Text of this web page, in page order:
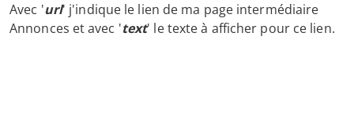
Avec 'url' j'indique le lien de ma page intermédiaire
Annonces et avec 'text' le texte à afficher pour ce lien.